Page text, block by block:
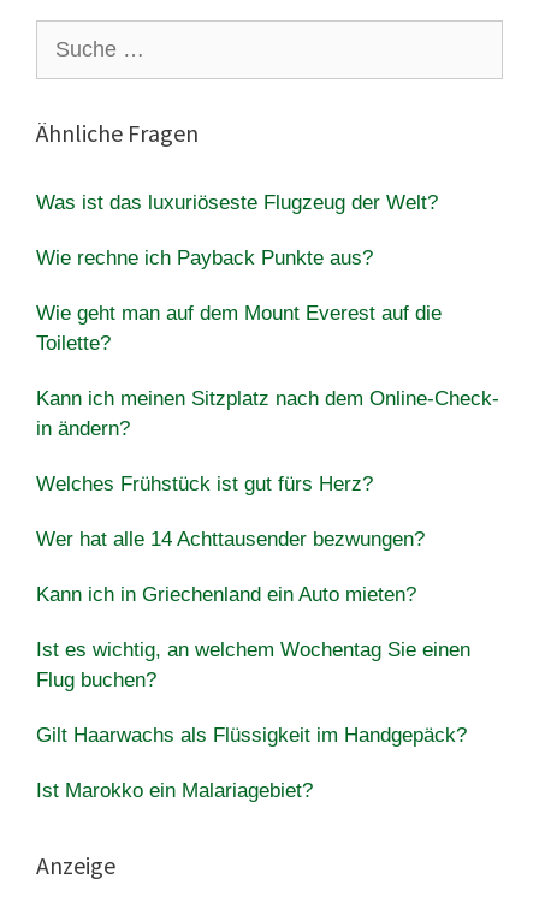
nach:
Ähnliche Fragen
Was ist das luxuriöseste Flugzeug der Welt?
Wie rechne ich Payback Punkte aus?
Wie geht man auf dem Mount Everest auf die
Toilette?
Kann ich meinen Sitzplatz nach dem Online-Check-
in ändern?
Welches Frühstück ist gut fürs Herz?
Wer hat alle 14 Achttausender bezwungen?
Kann ich in Griechenland ein Auto mieten?
Ist es wichtig, an welchem ​​Wochentag Sie einen
Flug buchen?
Gilt Haarwachs als Flüssigkeit im Handgepäck?
Ist Marokko ein Malariagebiet?
Anzeige